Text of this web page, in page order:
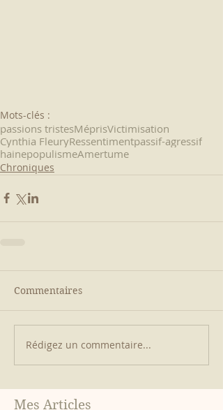
Mots-clés :
passions tristesMéprisVictimisation
Cynthia FleuryRessentimentpassif-agressif
hainepopulismeAmertume
Chroniques
Commentaires
Rédigez un commentaire...
Mes Articles